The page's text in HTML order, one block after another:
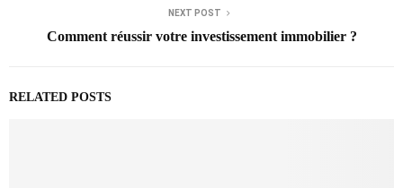
NEXT POST
Comment réussir votre investissement immobilier ?
RELATED POSTS